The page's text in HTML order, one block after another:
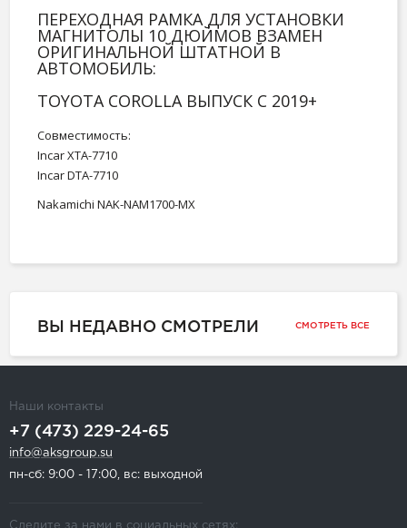
ПЕРЕХОДНАЯ РАМКА ДЛЯ УСТАНОВКИ
МАГНИТОЛЫ 10 ДЮЙМОВ ВЗАМЕН
ОРИГИНАЛЬНОЙ ШТАТНОЙ В
АВТОМОБИЛЬ:
TOYOTA COROLLA ВЫПУСК С 2019+
Совместимость:
Incar XTA-7710
Incar DTA-7710
Nakamichi NAK-NAM1700-MX
ВЫ НЕДАВНО СМОТРЕЛИ СМОТРЕТЬ ВСЕ
Наши контакты
+7 (473) 229-24-65
info@aksgroup.su
пн-сб: 9:00 - 17:00, вс: выходной
Следите за нами в социальных сетях: